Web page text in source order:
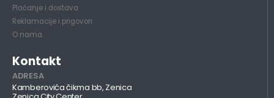
Plaćanje i dostava
Reklamacije i prigovori
O nama
Kontakt
ADRESA
Kamberovića čikma bb, Zenica